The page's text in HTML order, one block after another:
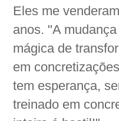
Eles me
anos. "A
mágica de
em
tem esperança,
treinado em